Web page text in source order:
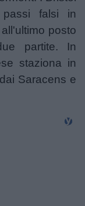
falsi in
posto
partite. In
staziona in
Saracens e